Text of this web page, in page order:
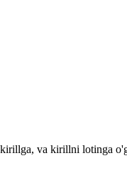
va kirillni lotinga